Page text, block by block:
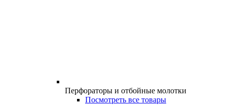
Перфораторы и отбойные молотки
Посмотреть все товары